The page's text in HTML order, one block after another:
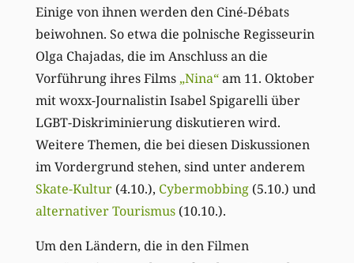
Einige von ihnen werden den Ciné-Débats
beiwohnen. So etwa die polnische Regisseurin
Olga Chajadas, die im Anschluss an die
Vorführung ihres Films „Nina“am 11. Oktober
mit woxx-Journalistin Isabel Spigarelli über
LGBT-Diskriminierung diskutieren wird.
Weitere Themen, die bei diesen Diskussionen
im Vordergrund stehen, sind unter anderem
Skate-Kultur(4.10.), Cybermobbing(5.10.) und
alternativer Tourismus(10.10.).
Um den Ländern, die in den Filmen